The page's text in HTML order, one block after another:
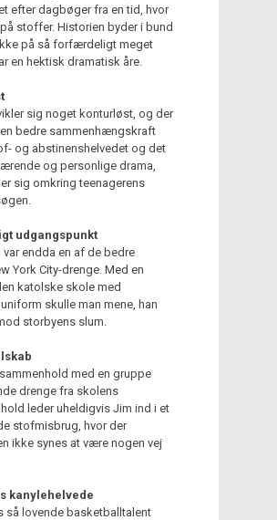
efter dagbøger fra en tid, hvor
stoffer. Historien byder i bund
på så forfærdeligt meget
en hektisk dramatisk åre.
sig noget konturløst, og der
bedre sammenhængskraft
og abstinenshelvedet og det
og personlige drama,
sig omkring teenagerens
udgangspunkt
var endda en af de bedre
York City-drenge. Med en
katolske skole med
skulle man mene, han
storbyens slum.
med en gruppe
drenge fra skolens
leder uheldigvis Jim ind i et
stofmisbrug, hvor der
ikke synes at være nogen vej
kanylehelvede
så lovende basketballtalent